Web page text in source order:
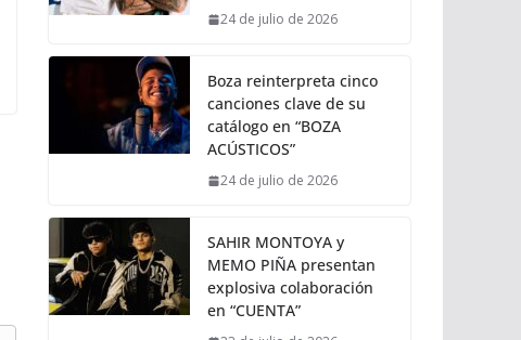
24 de julio de 2026
Boza reinterpreta cinco
canciones clave de su
catálogo en “BOZA
ACÚSTICOS”
24 de julio de 2026
SAHIR MONTOYA y
MEMO PIÑA presentan
explosiva colaboración
en “CUENTA”